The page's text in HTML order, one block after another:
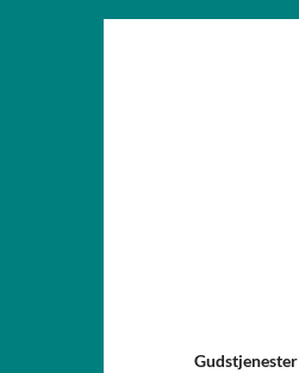
Gudstjenester